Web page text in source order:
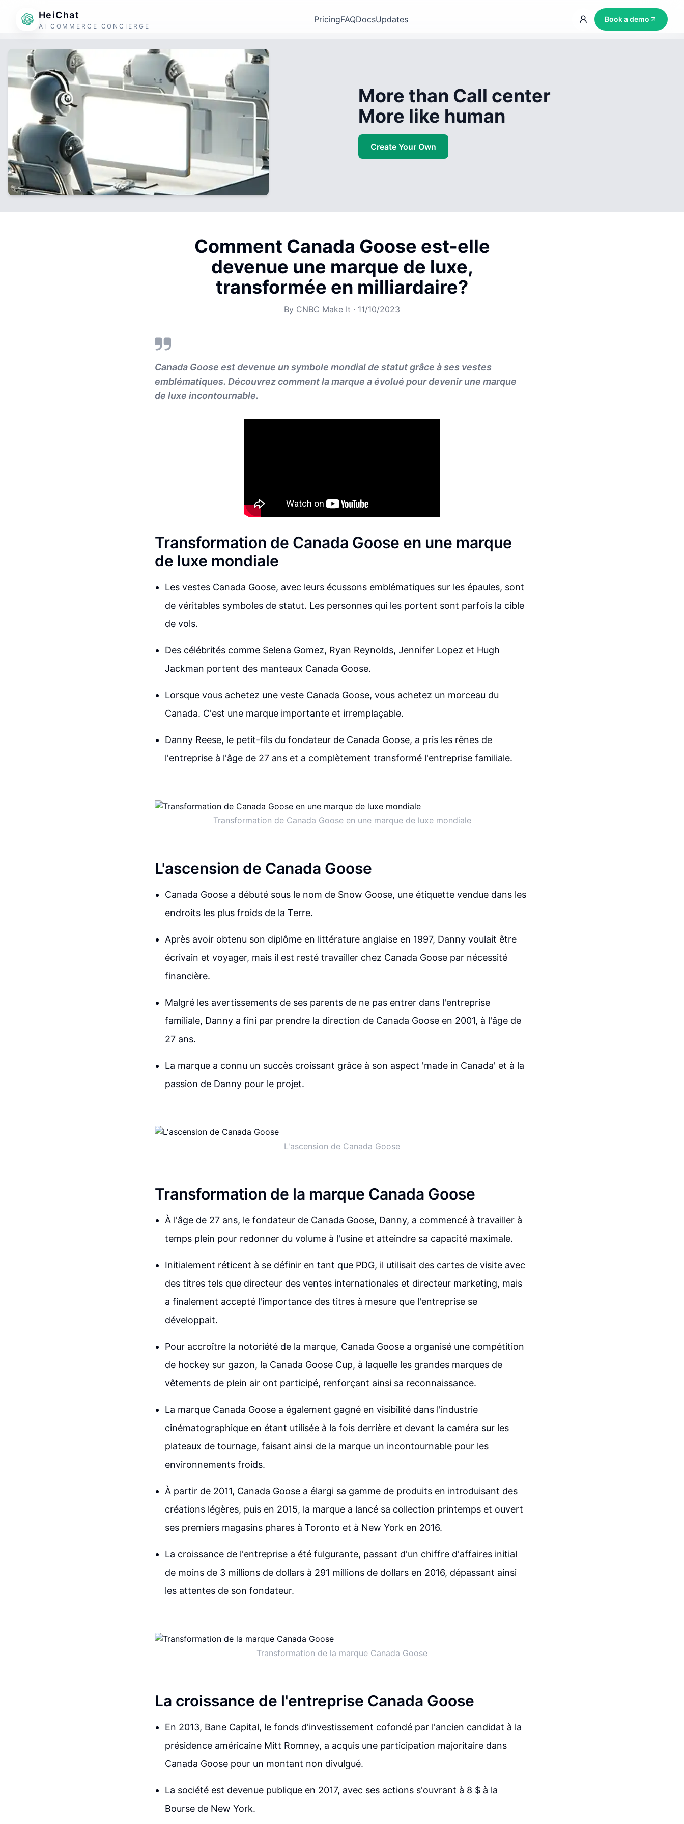
HeiChat
AI COMMERCE CONCIERGE
PricingFAQDocsUpdates Book a demo
More than Call center
More like human
Create Your Own
Comment Canada Goose est-elle
devenue une marque de luxe,
transformée en milliardaire?
By CNBC Make It · 11/10/2023
Canada Goose est devenue un symbole mondial de statut grâce à ses vestes
emblématiques. Découvrez comment la marque a évolué pour devenir une marque
de luxe incontournable.
Transformation de Canada Goose en une marque
de luxe mondiale
Les vestes Canada Goose, avec leurs écussons emblématiques sur les épaules, sont
de véritables symboles de statut. Les personnes qui les portent sont parfois la cible
de vols.
Des célébrités comme Selena Gomez, Ryan Reynolds, Jennifer Lopez et Hugh
Jackman portent des manteaux Canada Goose.
Lorsque vous achetez une veste Canada Goose, vous achetez un morceau du
Canada. C'est une marque importante et irremplaçable.
Danny Reese, le petit-fils du fondateur de Canada Goose, a pris les rênes de
l'entreprise à l'âge de 27 ans et a complètement transformé l'entreprise familiale.
Transformation de Canada Goose en une marque de luxe mondiale
L'ascension de Canada Goose
Canada Goose a débuté sous le nom de Snow Goose, une étiquette vendue dans les
endroits les plus froids de la Terre.
Après avoir obtenu son diplôme en littérature anglaise en 1997, Danny voulait être
écrivain et voyager, mais il est resté travailler chez Canada Goose par nécessité
financière.
Malgré les avertissements de ses parents de ne pas entrer dans l'entreprise
familiale, Danny a fini par prendre la direction de Canada Goose en 2001, à l'âge de
27 ans.
La marque a connu un succès croissant grâce à son aspect 'made in Canada' et à la
passion de Danny pour le projet.
L'ascension de Canada Goose
Transformation de la marque Canada Goose
À l'âge de 27 ans, le fondateur de Canada Goose, Danny, a commencé à travailler à
temps plein pour redonner du volume à l'usine et atteindre sa capacité maximale.
Initialement réticent à se définir en tant que PDG, il utilisait des cartes de visite avec
des titres tels que directeur des ventes internationales et directeur marketing, mais
a finalement accepté l'importance des titres à mesure que l'entreprise se
développait.
Pour accroître la notoriété de la marque, Canada Goose a organisé une compétition
de hockey sur gazon, la Canada Goose Cup, à laquelle les grandes marques de
vêtements de plein air ont participé, renforçant ainsi sa reconnaissance.
La marque Canada Goose a également gagné en visibilité dans l'industrie
cinématographique en étant utilisée à la fois derrière et devant la caméra sur les
plateaux de tournage, faisant ainsi de la marque un incontournable pour les
environnements froids.
À partir de 2011, Canada Goose a élargi sa gamme de produits en introduisant des
créations légères, puis en 2015, la marque a lancé sa collection printemps et ouvert
ses premiers magasins phares à Toronto et à New York en 2016.
La croissance de l'entreprise a été fulgurante, passant d'un chiffre d'affaires initial
de moins de 3 millions de dollars à 291 millions de dollars en 2016, dépassant ainsi
les attentes de son fondateur.
Transformation de la marque Canada Goose
La croissance de l'entreprise Canada Goose
En 2013, Bane Capital, le fonds d'investissement cofondé par l'ancien candidat à la
présidence américaine Mitt Romney, a acquis une participation majoritaire dans
Canada Goose pour un montant non divulgué.
La société est devenue publique en 2017, avec ses actions s'ouvrant à 8 $ à la
Bourse de New York.